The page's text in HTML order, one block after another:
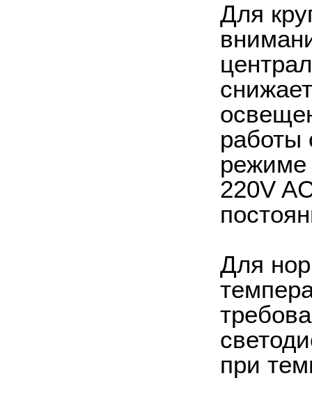
Для
работы
режиме
220V
Для
при